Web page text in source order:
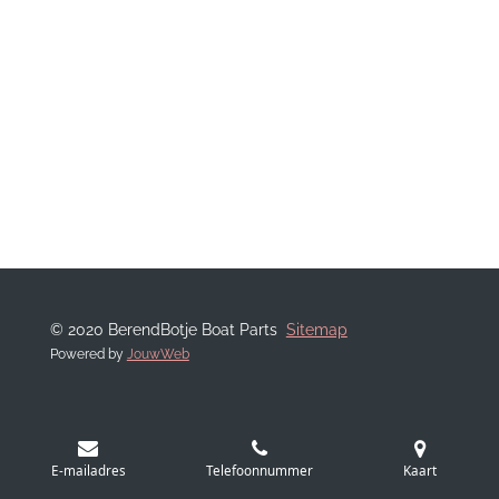
© 2020 BerendBotje Boat Parts Sitemap
Powered by JouwWeb
E-mailadres Telefoonnummer Kaart